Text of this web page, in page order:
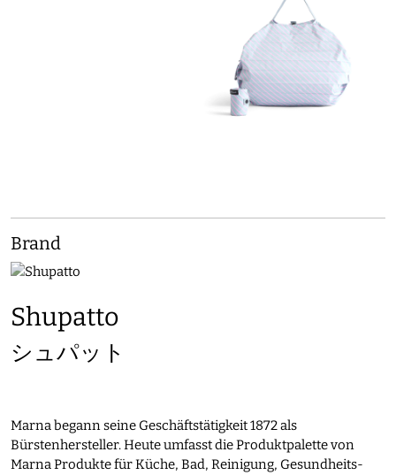
Brand
Shupatto
シュパット
Marna begann seine Geschäftstätigkeit 1872 als
Bürstenhersteller. Heute umfasst die Produktpalette von
Marna Produkte für Küche, Bad, Reinigung, Gesundheits-